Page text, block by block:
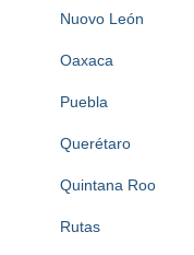
Nuovo León
Oaxaca
Puebla
Querétaro
Quintana Roo
Rutas